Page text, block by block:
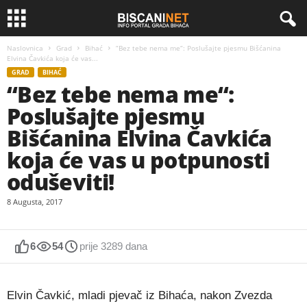
Naslovnica Grad Bihać
“Bez tebe nema me“: Poslušajte pjesmu Bišćanina
Elvina Čavkića koja će vas...
GRAD BIHAĆ
“Bez tebe nema me“:
Poslušajte pjesmu
Bišćanina Elvina Čavkića
koja će vas u potpunosti
oduševiti!
8 Augusta, 2017
6 54 prije 3289 dana
Elvin Čavkić, mladi pjevač iz Bihaća, nakon Zvezda